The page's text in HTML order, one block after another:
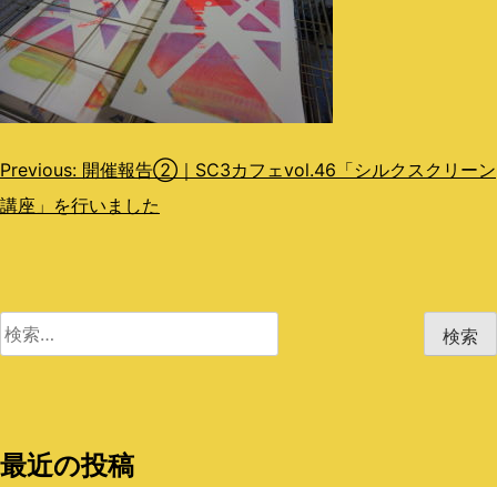
投
稿
ゲ
ョ
Previous: 開催報告②｜SC3カフェvol.46「シルクスクリーン
講座」を行いました
検
最近の投稿